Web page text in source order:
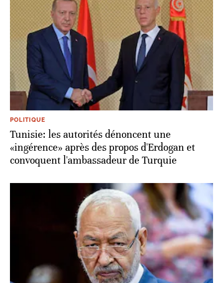
POLITIQUE
Tunisie: les autorités dénoncent une
«ingérence» après des propos d'Erdogan et
convoquent l'ambassadeur de Turquie